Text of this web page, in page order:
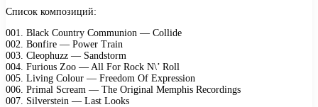
Список композиций:
001. Black Country Communion — Collide
002. Bonfire — Power Train
003. Cleophuzz — Sandstorm
004. Furious Zoo — All For Rock N\’ Roll
005. Living Colour — Freedom Of Expression
006. Primal Scream — The Original Memphis Recordings
007. Silverstein — Last Looks